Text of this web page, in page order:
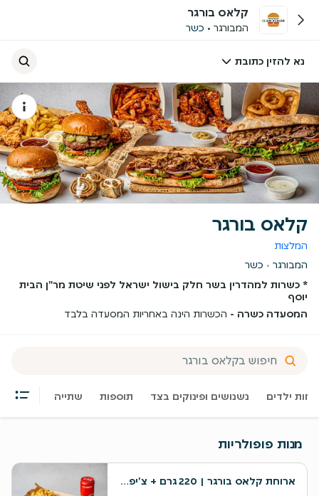
קלאס בורגר
המבורגר כשר
נא להזין כתובת
קלאס בורגר
המלצות
המבורגר
כשר
* כשרות למהדרין בשר חלק בישול ישראל לפני שיטת מר"ן הבית
יוסף
המסעדה כשרה - הכשרות הינה באחריות המסעדה בלבד
ילדים נשנושים ופינוקים בצד תוספות שתייה
מנות פופולריות
ארוחת קלאס בורגר | 220 גרם + צ'יפס + שתייה